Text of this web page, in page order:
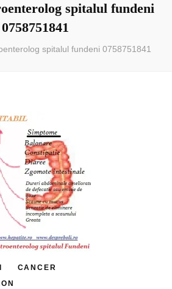
spitalul fundeni
0758751841
spitalul fundeni 0758751841
CANCER